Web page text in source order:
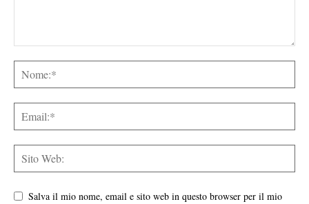
Salva il mio nome, email e sito web in questo browser per il mio